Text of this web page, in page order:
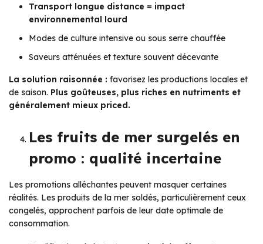
Transport longue distance = impact
environnemental lourd
Modes de culture intensive ou sous serre chauffée
Saveurs atténuées et texture souvent décevante
La solution raisonnée : favorisez les productions locales et
de saison. Plus goûteuses, plus riches en nutriments et
généralement mieux priced.
Les fruits de mer surgelés en
promo : qualité incertaine
Les promotions alléchantes peuvent masquer certaines
réalités. Les produits de la mer soldés, particulièrement ceux
congelés, approchent parfois de leur date optimale de
consommation.